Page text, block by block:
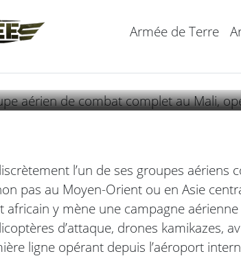
Armée de Terre
un
Bamako
l’un de ses groupes aériens
pas au Moyen-Orient ou en Asie
africain y mène une campagne
d’attaque, drones kamikazes,
ligne opérant depuis l’aéroport